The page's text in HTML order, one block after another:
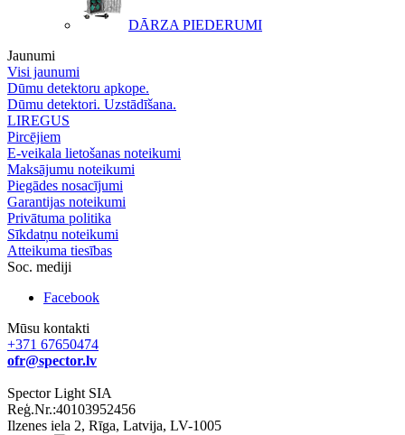
DĀRZA PIEDERUMI
Jaunumi
Visi jaunumi
Dūmu detektoru apkope.
Dūmu detektori. Uzstādīšana.
LIREGUS
Pircējiem
E-veikala lietošanas noteikumi
Maksājumu noteikumi
Piegādes nosacījumi
Garantijas noteikumi
Privātuma politika
Sīkdatņu noteikumi
Atteikuma tiesības
Soc. mediji
Facebook
Mūsu kontakti
+371 67650474
ofr@spector.lv
Spector Light SIA
Reģ.Nr.:40103952456
Ilzenes iela 2, Rīga, Latvija, LV-1005